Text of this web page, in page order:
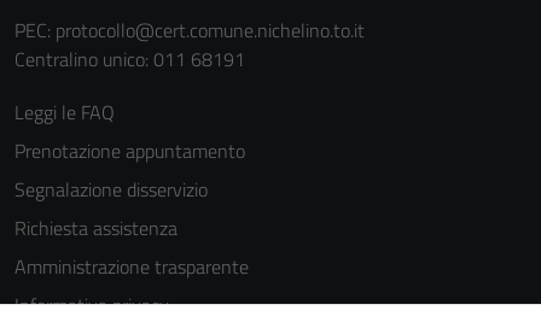
PEC: protocollo@cert.comune.nichelino.to.it
Centralino unico: 011 68191
Leggi le FAQ
Prenotazione appuntamento
Segnalazione disservizio
Richiesta assistenza
Amministrazione trasparente
Informativa privacy
per il